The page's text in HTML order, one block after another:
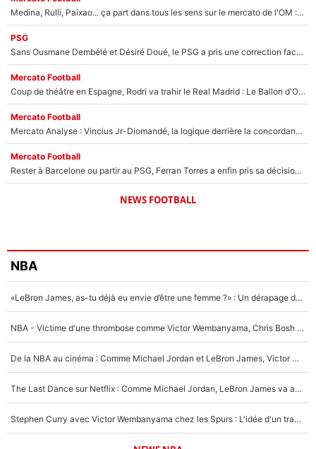
Medina, Rulli, Paixao... ça part dans tous les sens sur le mercato de l'OM : Frank McCourt va enfin récupérer l'argent qu'il attend ?
PSG
Sans Ousmane Dembélé et Désiré Doué, le PSG a pris une correction face à Majorque : Luis Enrique attend avec impatience des renforts !
Mercato Football
Coup de théâtre en Espagne, Rodri va trahir le Real Madrid : Le Ballon d'Or a choisi de signer au FC Barcelone !
Mercato Football
Mercato Analyse : Vincius Jr-Diomandé, la logique derrière la concordance des temps
Mercato Football
Rester à Barcelone ou partir au PSG, Ferran Torres a enfin pris sa décision : La course contre la montre est lancée !
NEWS FOOTBALL
NBA
«LeBron James, as-tu déjà eu envie d’être une femme ?» : Un dérapage de Donald Trump sur la superstar de la NBA refait surface
NBA - Victime d'une thrombose comme Victor Wembanyama, Chris Bosh prévient le Français des risques sur sa santé : «J’ai failli mourir sur le coup et j’ai été ramené à la vie»
De la NBA au cinéma : Comme Michael Jordan et LeBron James, Victor Wembanyama rêve d'une carrière d'acteur !
The Last Dance sur Netflix : Comme Michael Jordan, LeBron James va avoir le droit à sa série !
Stephen Curry avec Victor Wembanyama chez les Spurs : L'idée d'un trade historique est lancée en NBA !